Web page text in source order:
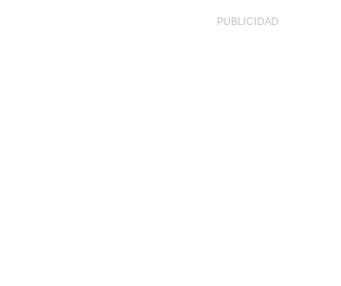
PUBLICIDAD